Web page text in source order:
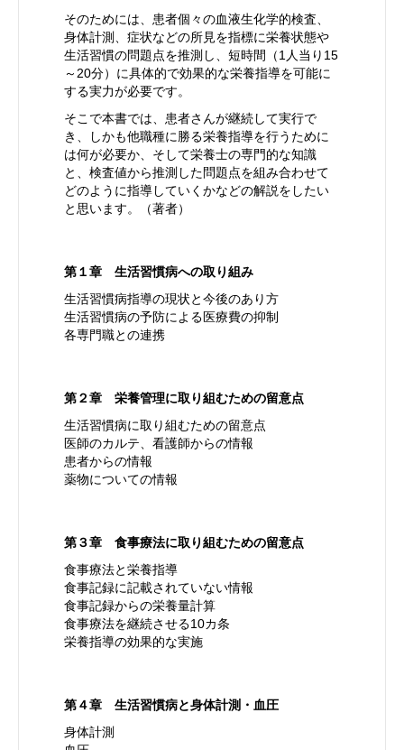
そのためには、患者個々の血液生化学的検査、
身体計測、症状などの所見を指標に栄養状態や
生活習慣の問題点を推測し、短時間（1人当り15
～20分）に具体的で効果的な栄養指導を可能に
する実力が必要です。
そこで本書では、患者さんが継続して実行で
き、しかも他職種に勝る栄養指導を行うために
は何が必要か、そして栄養士の専門的な知識
と、検査値から推測した問題点を組み合わせて
どのように指導していくかなどの解説をしたい
と思います。（著者）
第１章 生活習慣病への取り組み
生活習慣病指導の現状と今後のあり方
生活習慣病の予防による医療費の抑制
各専門職との連携
第２章 栄養管理に取り組むための留意点
生活習慣病に取り組むための留意点
医師のカルテ、看護師からの情報
患者からの情報
薬物についての情報
第３章 食事療法に取り組むための留意点
食事療法と栄養指導
食事記録に記載されていない情報
食事記録からの栄養量計算
食事療法を継続させる10カ条
栄養指導の効果的な実施
第４章 生活習慣病と身体計測・血圧
身体計測